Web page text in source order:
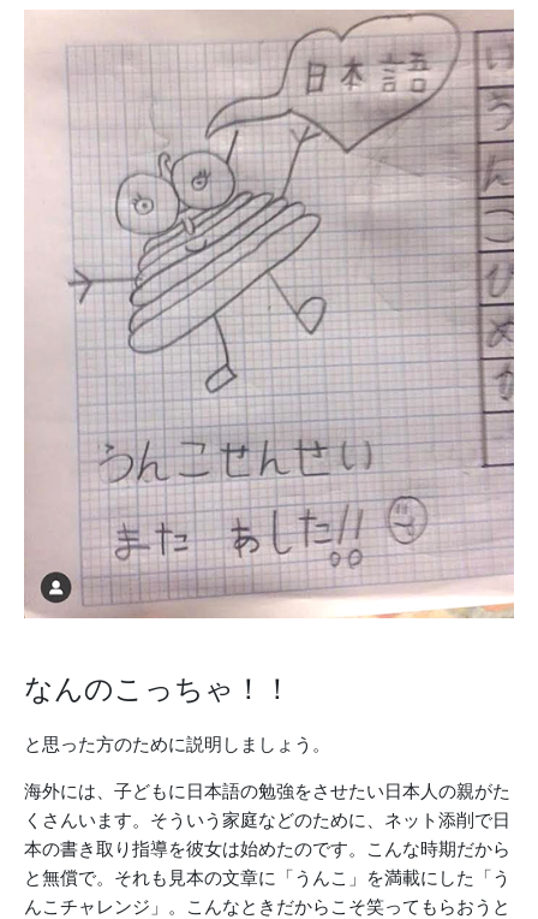
なんのこっちゃ！！
と思った方のために説明しましょう。
海外には、子どもに日本語の勉強をさせたい日本人の親がた
くさんいます。そういう家庭などのために、ネット添削で日
本の書き取り指導を彼女は始めたのです。こんな時期だから
と無償で。それも見本の文章に「うんこ」を満載にした「う
んこチャレンジ」。こんなときだからこそ笑ってもらおうと